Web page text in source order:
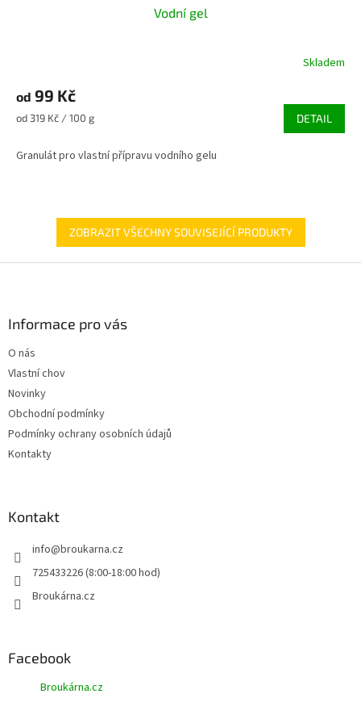
Vodní gel
produktu
5,0
5
Skladem
od 99 Kč
Měrná
od 319 Kč / 100 g DETAIL
Granulát pro vlastní přípravu vodního gelu
ZOBRAZIT VŠECHNY SOUVISEJÍCÍ PRODUKTY
Informace pro vás
O nás
Vlastní chov
Novinky
Obchodní podmínky
Podmínky ochrany osobních údajů
Kontakty
Kontakt
info@broukarna.cz
725433226 (8:00-18:00 hod)
Broukárna.cz
Facebook
Broukárna.cz